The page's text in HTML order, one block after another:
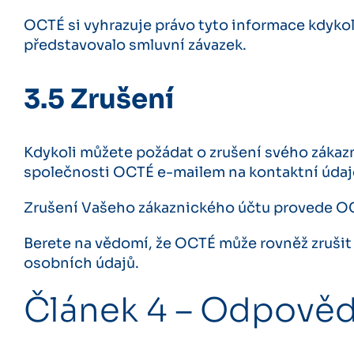
OCTÉ si vyhrazuje právo tyto informace
představovalo smluvní závazek.
3.5 Zrušení
Kdykoli můžete požádat o zrušení svého
společnosti OCTÉ e-mailem na kontaktní
Zrušení Vašeho zákaznického účtu provede
Berete na vědomí, že OCTÉ může rovněž
osobních údajů.
Článek 4 –